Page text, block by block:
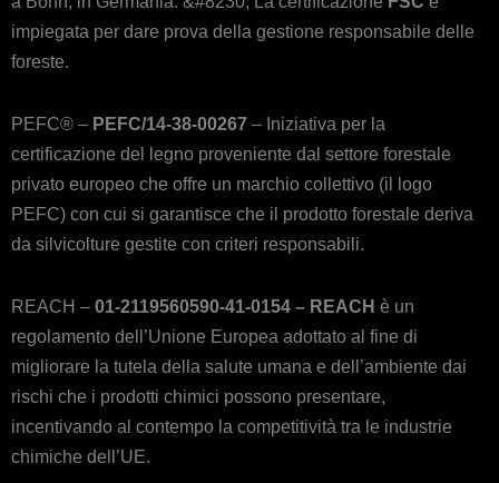
impiegata per dare prova della gestione responsabile delle
foreste.
PEFC® – PEFC/14-38-00267 – Iniziativa per la
certificazione del legno proveniente dal settore forestale
privato europeo che offre un marchio collettivo (il logo
PEFC) con cui si garantisce che il prodotto forestale deriva
da silvicolture gestite con criteri responsabili.
REACH – 01-2119560590-41-0154 – REACH è un
regolamento dell’Unione Europea adottato al fine di
migliorare la tutela della salute umana e dell’ambiente dai
rischi che i prodotti chimici possono presentare,
incentivando al contempo la competitività tra le industrie
chimiche dell’UE.